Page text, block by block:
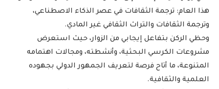
هذا العام: ترجمة الثقافات في عصر الذكاء الاصطناعي،
وترجمة الثقافات والتراث الثقافي غير المادي.
وحظي الركن بتفاعل إيجابي من الزوار، حيث استعرض
مشروعات الكرسي البحثية، وأنشطته، ومجالات اهتمامه
المتنوعة، ما أتاح فرصة لتعريف الجمهور الدولي بجهوده
العلمية والثقافية.